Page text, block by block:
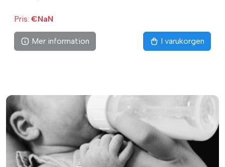
Pris: €NaN
Mer information I varukorgen